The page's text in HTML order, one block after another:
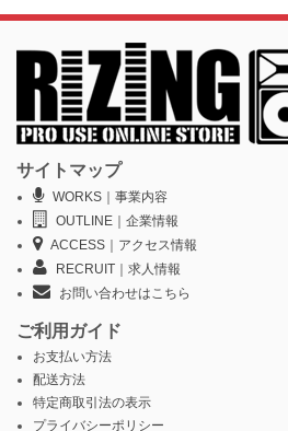
サイトマップ
WORKS｜事業内容
OUTLINE｜企業情報
ACCESS｜アクセス情報
RECRUIT｜求人情報
お問い合わせはこちら
ご利用ガイド
お支払い方法
配送方法
特定商取引法の表示
プライバシーポリシー